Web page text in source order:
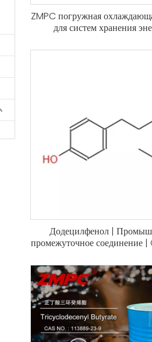
ZMPC погружная
для систем хранения
для управления
Додецилфенол |
промежуточное соединение |